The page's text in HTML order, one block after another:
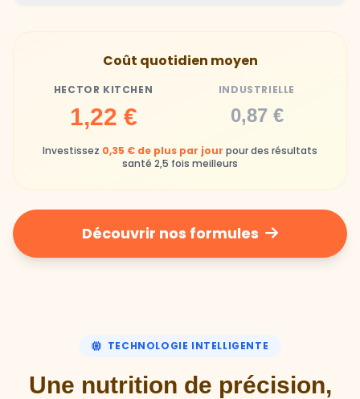
Industrielle
chimiques
Industrielle
Repas souvent boudés ou mangés sans plaisir
Coût quotidien moyen
HECTOR KITCHEN
1,22 €
INDUSTRIELLE
0,87 €
Investissez 0,35 € de plus par jour pour des résultats
santé 2,5 fois meilleurs
Découvrir nos formules
TECHNOLOGIE INTELLIGENTE
Une nutrition de précision,